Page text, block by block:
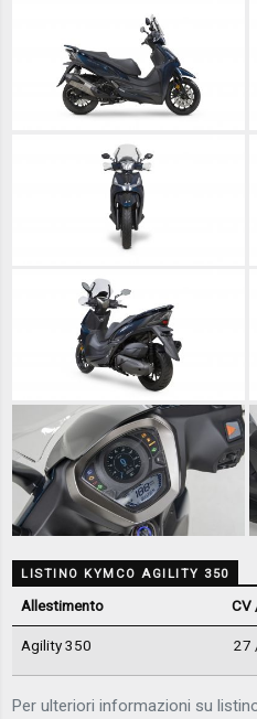
LISTINO KYMCO AGILITY 350
Allestimento CV
Agility 350 27
Per ulteriori informazioni su